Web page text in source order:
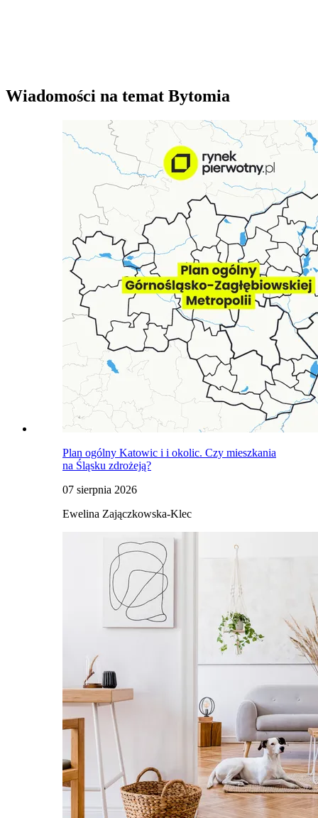
Wiadomości na temat Bytomia
Plan ogólny Katowic i i okolic. Czy mieszkania
na Śląsku zdrożeją?
07 sierpnia 2026
Ewelina Zajączkowska-Klec